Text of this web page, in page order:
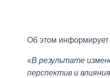
Об этом информирует
«В результате
перспектив и